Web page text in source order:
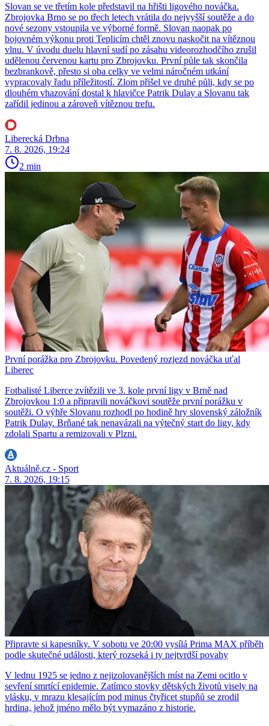
Slovan se ve třetím kole představil na hřišti ligového nováčka.
Zbrojovka Brno se po třech letech vrátila do nejvyšší soutěže a do
nové sezony vstoupila ve výborné formě. Slovan naopak po
bojovném výkonu proti Teplicím chtěl znovu naskočit na vítěznou
vlnu. V úvodu duelu hlavní sudí po zásahu videorozhodčího zrušil
udělenou červenou kartu pro Zbrojovku. První půle tak skončila
bezbrankově, přesto si oba celky ve velmi náročném utkání
vypracovaly řadu příležitostí. Zlom přišel ve druhé půli, kdy se po
dlouhém vhazování dostal k hlavičce Patrik Dulay a Slovanu tak
zařídil jedinou a zároveň vítěznou trefu.
Liberecká Drbna
7. 8. 2026, 19:24
2 min
První porážka pro Zbrojovku. Povedený rozjezd nováčka uťal
Liberec
Fotbalisté Liberce zvítězili ve 3. kole první ligy v Brně nad
Zbrojovkou 1:0 a připravili nováčkovi soutěže první porážku v
soutěži. O výhře Slovanu rozhodl po hodině hry slovenský záložník
Patrik Dulay. Brňané tak nenavázali na výtečný start do ligy, kdy
zdolali Spartu a remizovali v Plzni.
Aktuálně.cz - Sport
7. 8. 2026, 19:15
Připravte si kapesníky. V sobotu ve 20:00 vysílá Prima MAX příběh
podle skutečné události, který rozseká i ty nejtvrdší povahy
V lednu 1925 se jedno z nejizolovanějších míst na Zemi ocitlo v
sevření smrtící epidemie. Zatímco stovky dětských životů visely na
vlásku, v mrazu klesajícím pod minus čtyřicet stupňů se zrodil
hrdina, jehož jméno mělo být vymazáno z historie.